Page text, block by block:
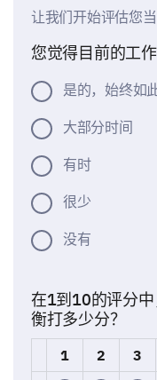
让我们开始评估您
您觉得目前的工
是的，始终如
大部分时间
有时
很少
没有
在1到10的评分
衡打多少分？
1 2 3